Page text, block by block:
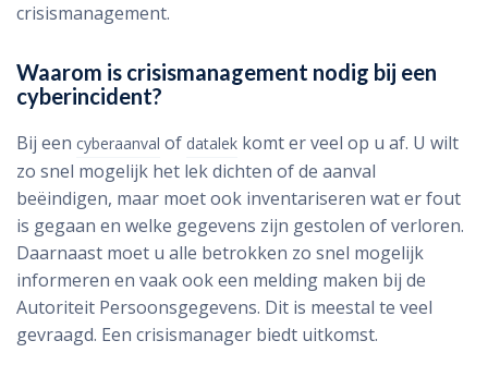
crisismanagement.
Waarom is crisismanagement nodig bij een
cyberincident?
Bij een cyberaanval of datalek komt er veel op u af. U wilt
zo snel mogelijk het lek dichten of de aanval
beëindigen, maar moet ook inventariseren wat er fout
is gegaan en welke gegevens zijn gestolen of verloren.
Daarnaast moet u alle betrokken zo snel mogelijk
informeren en vaak ook een melding maken bij de
Autoriteit Persoonsgegevens. Dit is meestal te veel
gevraagd. Een crisismanager biedt uitkomst.